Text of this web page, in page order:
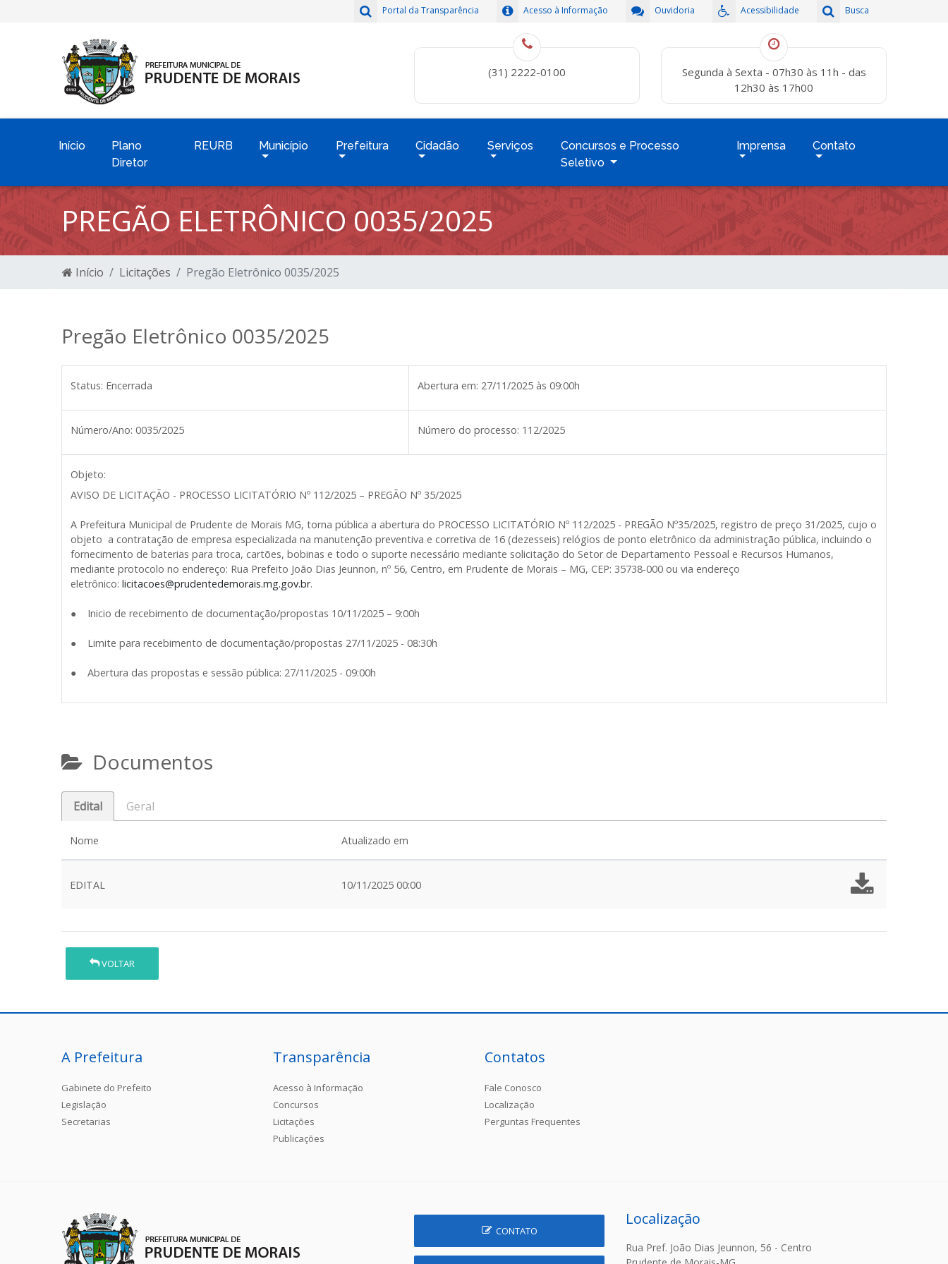
Busca
Acessibilidade
Ouvidoria
Acesso à Informação
Portal da Transparência
(31) 2222-0100
Segunda à Sexta - 07h30 às 11h - das
12h30 às 17h00
Início
Plano
Diretor
REURB Município Prefeitura Cidadão Serviços
Concursos e Processo
Seletivo
Imprensa Contato
PREGÃO ELETRÔNICO 0035/2025
Início Licitações Pregão Eletrônico 0035/2025
Pregão Eletrônico 0035/2025
Status: Encerrada Abertura em: 27/11/2025 às 09:00h
Número/Ano: 0035/2025 Número do processo: 112/2025
Objeto:
AVISO DE LICITAÇÃO - PROCESSO LICITATÓRIO Nº 112/2025 – PREGÃO Nº 35/2025
A Prefeitura Municipal de Prudente de Morais MG, torna pública a abertura do PROCESSO LICITATÓRIO Nº 112/2025 - PREGÃO Nº35/2025, registro de preço 31/2025, cujo o
objeto a contratação de empresa especializada na manutenção preventiva e corretiva de 16 (dezesseis) relógios de ponto eletrônico da administração pública, incluindo o
fornecimento de baterias para troca, cartões, bobinas e todo o suporte necessário mediante solicitação do Setor de Departamento Pessoal e Recursos Humanos,
mediante protocolo no endereço: Rua Prefeito João Dias Jeunnon, nº 56, Centro, em Prudente de Morais – MG, CEP: 35738-000 ou via endereço
eletrônico: licitacoes@prudentedemorais.mg.gov.br.
● Inicio de recebimento de documentação/propostas 10/11/2025 – 9:00h
● Limite para recebimento de documentação/propostas 27/11/2025 - 08:30h
● Abertura das propostas e sessão pública: 27/11/2025 - 09:00h
Documentos
Edital Geral
Nome Atualizado em
EDITAL 10/11/2025 00:00
VOLTAR
A Prefeitura
Gabinete do Prefeito
Legislação
Secretarias
Transparência
Acesso à Informação
Concursos
Licitações
Publicações
Contatos
Fale Conosco
Localização
Perguntas Frequentes
CONTATO
Localização
Rua Pref. João Dias Jeunnon, 56 - Centro